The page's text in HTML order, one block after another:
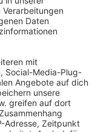
mir
den man
als